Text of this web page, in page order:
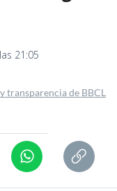
21:05
transparencia de BBCL